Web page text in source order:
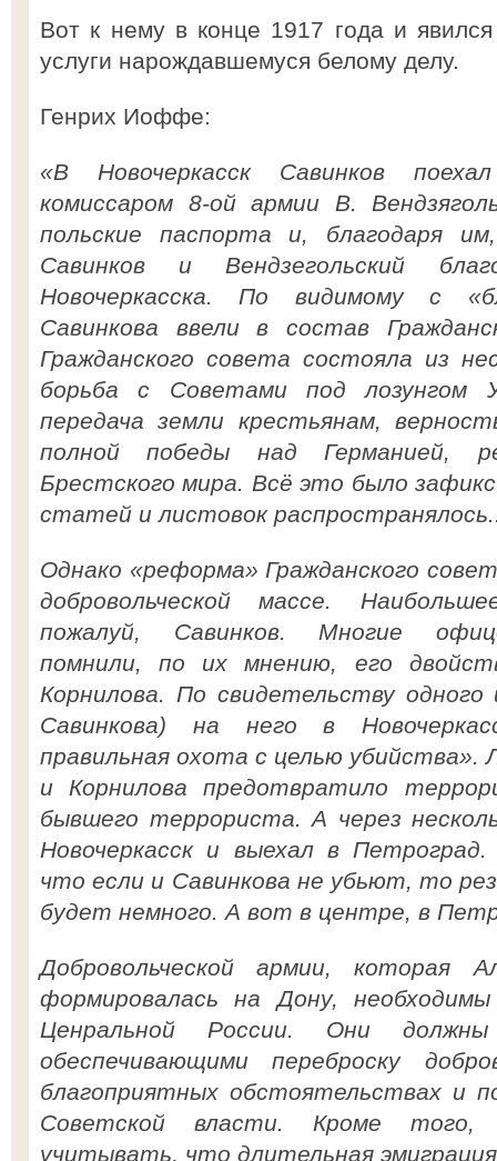
Вот к нему в конце 1917 года и
услуги нарождавшемуся белому делу.
Генрих Иоффе:
«В Новочеркасск Савинков
комиссаром 8-ой армии В.
польские паспорта и, благодаря
Савинков и Вендзегольский
Новочеркасска. По видимому с
Савинкова ввели в состав
Гражданского совета состояла из
борьба с Советами под лозунгом
передача земли крестьянам,
полной победы над Германией,
Брестского мира. Всё это было
статей и листовок
Однако «реформа» Гражданского
добровольческой массе.
пожалуй, Савинков. Многие
помнили, по их мнению, его
Корнилова. По свидетельству
Савинкова) на него в
правильная охота с целью убийства».
и Корнилова предотвратило
бывшего террориста. А через
Новочеркасск и выехал в
что если и Савинкова не убьют, то
будет немного. А вот в центре, в
Добровольческой армии, которая
формировалась на Дону,
Ценральной России. Они
обеспечивающими переброску
благоприятных обстоятельствах и
Советской власти. Кроме того,
учитывать, что длительная